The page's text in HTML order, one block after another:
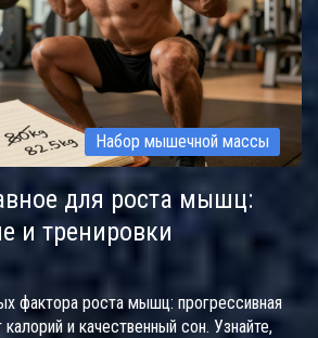
Набор мышечной массы
для роста мышц:
и тренировки
фактора роста мышц: прогрессивная
и качественный сон. Узнайте,